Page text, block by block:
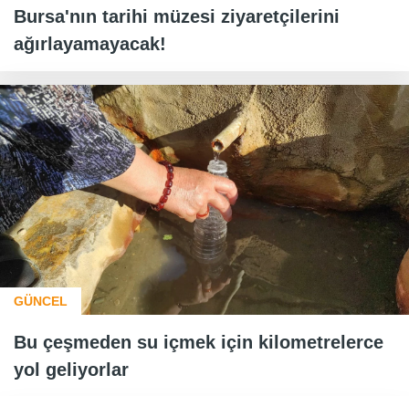
Bursa'nın tarihi müzesi ziyaretçilerini
ağırlayamayacak!
GÜNCEL
Bu çeşmeden su içmek için kilometrelerce
yol geliyorlar